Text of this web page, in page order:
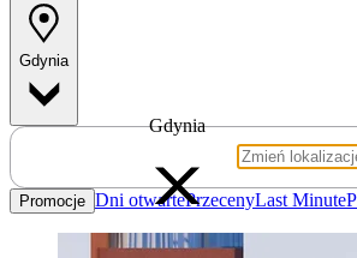
Gdynia
Gdynia
Promocje Dni otwartePrzecenyLast Minute